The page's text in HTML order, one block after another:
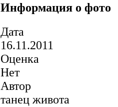
Информация о фото
Дата
16.11.2011
Оценка
Нет
Автор
танец живота